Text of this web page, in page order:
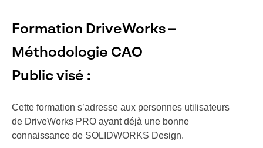
Formation DriveWorks –
Méthodologie CAO
Public visé :
Cette formation s’adresse aux personnes utilisateurs
de DriveWorks PRO ayant déjà une bonne
connaissance de SOLIDWORKS Design.